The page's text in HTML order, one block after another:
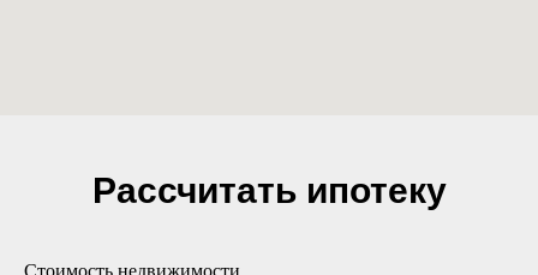
Рассчитать ипотеку